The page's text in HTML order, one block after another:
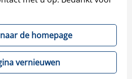
de homepage
vernieuwen